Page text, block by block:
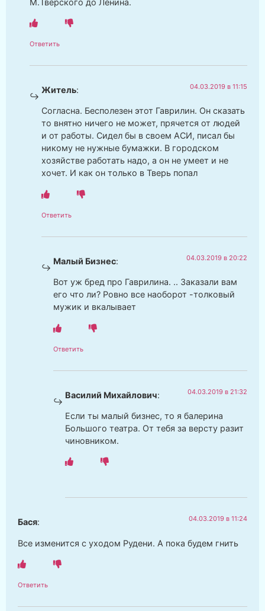
Ответить
Житель: 04.03.2019 в 11:15
Согласна. Бесполезен этот Гаврилин. Он сказать
то внятно ничего не может, прячется от людей
и от работы. Сидел бы в своем АСИ, писал бы
никому не нужные бумажки. В городском
хозяйстве работать надо, а он не умеет и не
хочет. И как он только в Тверь попал
Ответить
Малый Бизнес: 04.03.2019 в 20:22
Вот уж бред про Гаврилина. .. Заказали вам
его что ли? Ровно все наоборот -толковый
мужик и вкалывает
Ответить
Василий Михайлович: 04.03.2019 в 21:32
Если ты малый бизнес, то я балерина
Большого театра. От тебя за версту разит
чиновником.
Бася: 04.03.2019 в 11:24
Все изменится с уходом Рудени. А пока будем гнить
Ответить